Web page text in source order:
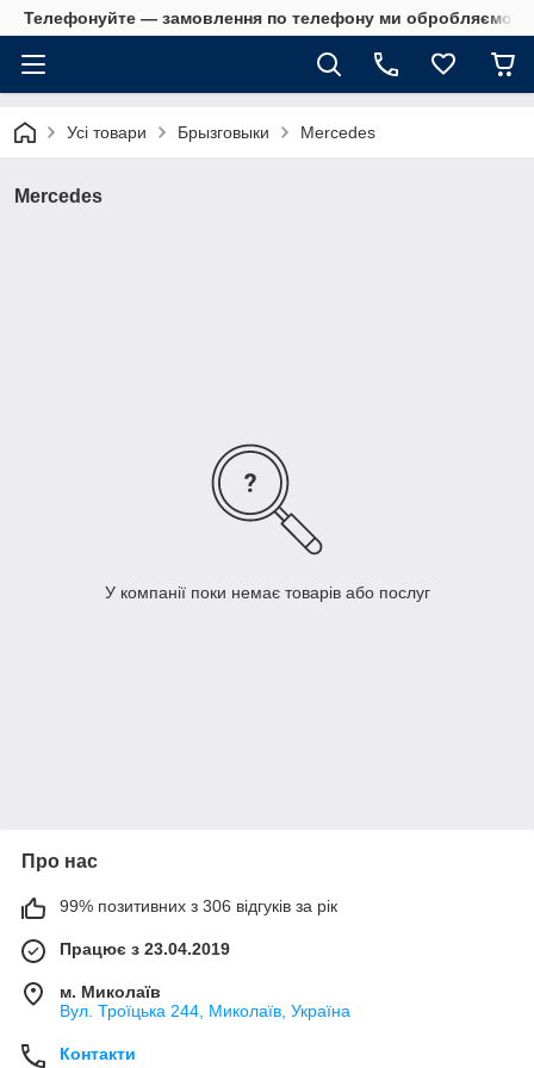
Телефонуйте — замовлення по телефону ми обробляємо в
Усі товари Брызговыки Mercedes
Mercedes
У компанії поки немає товарів або послуг
Про нас
99% позитивних з 306 відгуків за рік
Працює з 23.04.2019
м. Миколаїв
Вул. Троїцька 244, Миколаїв, Україна
Контакти